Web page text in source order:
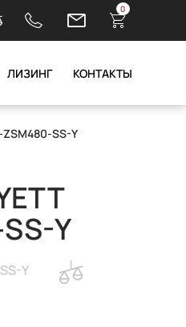
0
ЛИЗИНГ КОНТАКТЫ
ZSM480-SS-Y
Y
Y